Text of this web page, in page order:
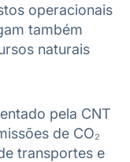
operacionais
também
naturais
pela CNT
de CO₂
transportes e